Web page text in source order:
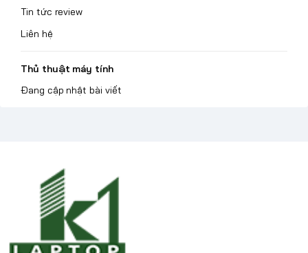
Tin tức review
Liên hệ
Thủ thuật máy tính
Đang cập nhật bài viết